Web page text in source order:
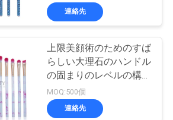
構造のブラ
ト
25
連絡先
上限美顔術のためのすば
らしい大理石のハンドル
の固まりのレベルの構造
のブラシ
MOQ:500個
連絡先